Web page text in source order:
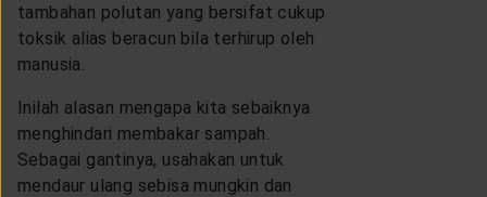
tambahan polutan yang bersifat cukup
toksik alias beracun bila terhirup oleh
manusia.
Inilah alasan mengapa kita sebaiknya
menghindari membakar sampah.
Sebagai gantinya, usahakan untuk
mendaur ulang sebisa mungkin dan